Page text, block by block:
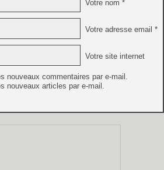
Votre nom *
Votre adresse email *
Votre site internet
nouveaux commentaires par e-mail.
nouveaux articles par e-mail.